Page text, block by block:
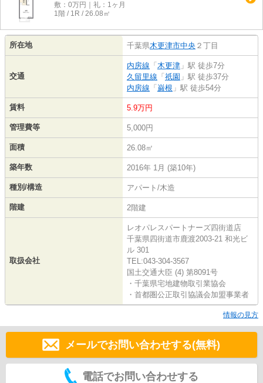
敷：0万円｜礼：1ヶ月
1階 / 1R / 26.08㎡
所在地 千葉県木更津市中央 ２丁目
交通
内房線 「 木更津 」駅 徒歩7分
久留里線 「 祇園 」駅 徒歩37分
内房線 「 巌根 」駅 徒歩54分
賃料 5.9万円
管理費等 5,000円
面積 26.08㎡
築年数 2016年 1月 (築10年)
種別/構造 アパート/木造
階建 2階建
取扱会社
レオパレスパートナーズ四街道店
千葉県四街道市鹿渡2003-21 和光ビ
ル 301
TEL:043-304-3567
国土交通大臣 (4) 第8091号
・千葉県宅地建物取引業協会
・首都圏公正取引協議会加盟事業者
情報の見方
メールでお問い合わせする(無料)
電話でお問い合わせする